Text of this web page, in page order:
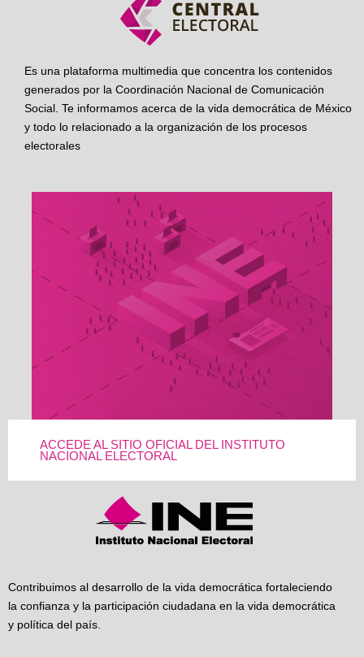
Es una plataforma multimedia que concentra los contenidos
generados por la Coordinación Nacional de Comunicación
Social. Te informamos acerca de la vida democrática de México
y todo lo relacionado a la organización de los procesos
electorales
ACCEDE AL SITIO OFICIAL DEL INSTITUTO
NACIONAL ELECTORAL
Contribuimos al desarrollo de la vida democrática fortaleciendo
la confianza y la participación ciudadana en la vida democrática
y política del país.